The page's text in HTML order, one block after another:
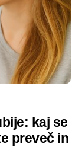
kaj se
preveč in